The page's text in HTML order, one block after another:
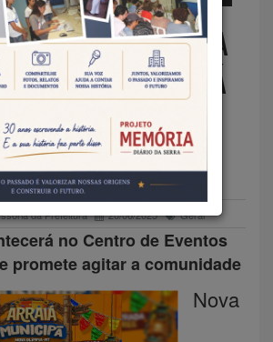
DE NOVA OLÍMPIA
ARRAIÁ
NESTE FINAL DE
SEMANA
da Prefeitura 20/06/2025 Geral
no Centro de Eventos
promete agitar a comunidade
Nova